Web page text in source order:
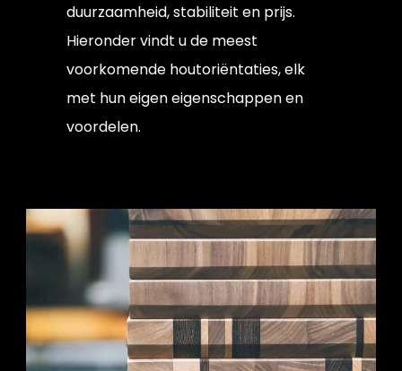
duurzaamheid, stabiliteit en prijs.
Hieronder vindt u de meest
voorkomende houtoriëntaties, elk
met hun eigen eigenschappen en
voordelen.